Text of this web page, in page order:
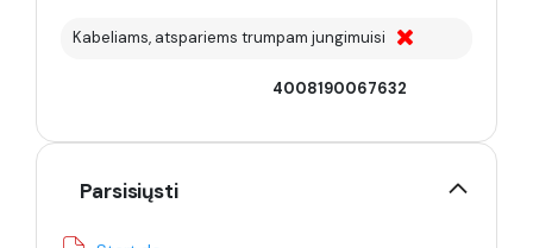
Kabeliams, atspariems trumpam jungimuisi
4008190067632
Parsisiųsti